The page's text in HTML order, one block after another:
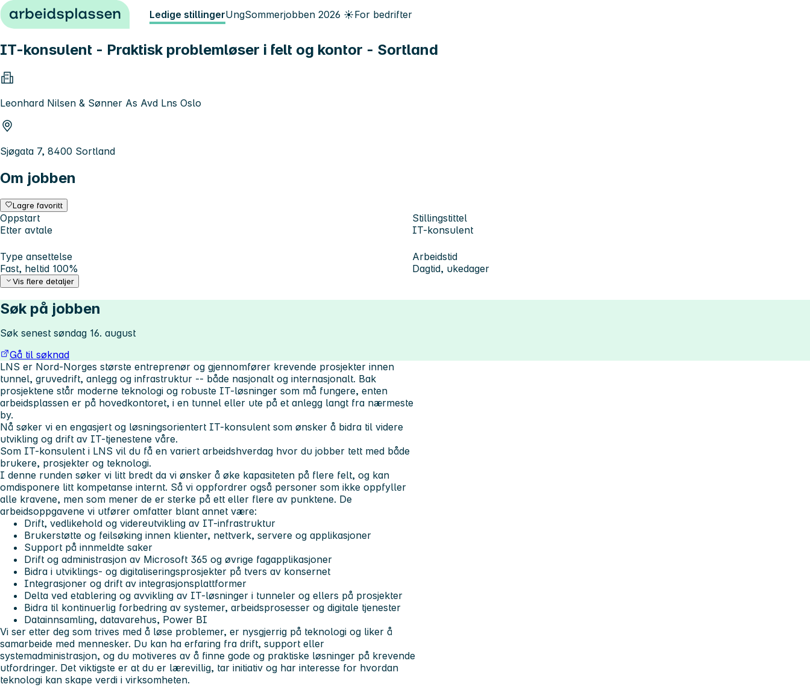
Hopp til innhold Ledige stillingerUngSommerjobben 2026 ☀️For bedrifter
IT-konsulent - Praktisk problemløser i felt og kontor - Sortland
Leonhard Nilsen & Sønner As Avd Lns Oslo
Sjøgata 7, 8400 Sortland
Om jobben
Lagre favoritt
Oppstart
Etter avtale
Stillingstittel
IT-konsulent
Type ansettelse
Fast, heltid 100%
Arbeidstid
Dagtid, ukedager
Vis flere detaljer
Søk på jobben
Søk senest søndag 16. august
Gå til søknad
LNS er Nord-Norges største entreprenør og gjennomfører krevende prosjekter innen
tunnel, gruvedrift, anlegg og infrastruktur -- både nasjonalt og internasjonalt. Bak
prosjektene står moderne teknologi og robuste IT-løsninger som må fungere, enten
arbeidsplassen er på hovedkontoret, i en tunnel eller ute på et anlegg langt fra nærmeste
by.
Nå søker vi en engasjert og løsningsorientert IT-konsulent som ønsker å bidra til videre
utvikling og drift av IT-tjenestene våre.
Som IT-konsulent i LNS vil du få en variert arbeidshverdag hvor du jobber tett med både
brukere, prosjekter og teknologi.
I denne runden søker vi litt bredt da vi ønsker å øke kapasiteten på flere felt, og kan
omdisponere litt kompetanse internt. Så vi oppfordrer også personer som ikke oppfyller
alle kravene, men som mener de er sterke på ett eller flere av punktene. De
arbeidsoppgavene vi utfører omfatter blant annet være:
Drift, vedlikehold og videreutvikling av IT-infrastruktur
Brukerstøtte og feilsøking innen klienter, nettverk, servere og applikasjoner
Support på innmeldte saker
Drift og administrasjon av Microsoft 365 og øvrige fagapplikasjoner
Bidra i utviklings- og digitaliseringsprosjekter på tvers av konsernet
Integrasjoner og drift av integrasjonsplattformer
Delta ved etablering og avvikling av IT-løsninger i tunneler og ellers på prosjekter
Bidra til kontinuerlig forbedring av systemer, arbeidsprosesser og digitale tjenester
Datainnsamling, datavarehus, Power BI
Vi ser etter deg som trives med å løse problemer, er nysgjerrig på teknologi og liker å
samarbeide med mennesker. Du kan ha erfaring fra drift, support eller
systemadministrasjon, og du motiveres av å finne gode og praktiske løsninger på krevende
utfordringer. Det viktigste er at du er lærevillig, tar initiativ og har interesse for hvordan
teknologi kan skape verdi i virksomheten.